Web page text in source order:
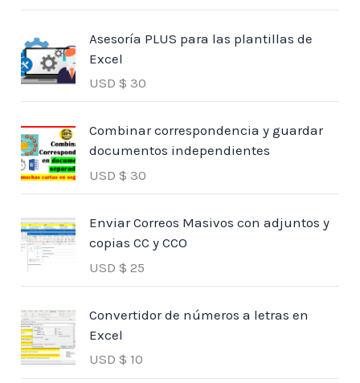
Asesoría PLUS para las plantillas de
Excel
USD $ 30
Combinar correspondencia y guardar
documentos independientes
USD $ 30
Enviar Correos Masivos con adjuntos y
copias CC y CCO
USD $ 25
Convertidor de números a letras en
Excel
USD $ 10